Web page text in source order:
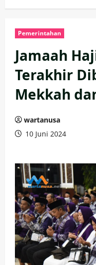
Pemerintahan
Jamaah
Terakhir
Mekkah
wartanusa
10 Juni 2024